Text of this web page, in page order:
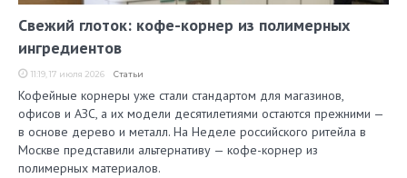
Свежий глоток: кофе-корнер из полимерных
ингредиентов
11:19, 17 июля 2026 Статьи
Кофейные корнеры уже стали стандартом для магазинов,
офисов и АЗС, а их модели десятилетиями остаются прежними —
в основе дерево и металл. На Неделе российского ритейла в
Москве представили альтернативу — кофе-корнер из
полимерных материалов.